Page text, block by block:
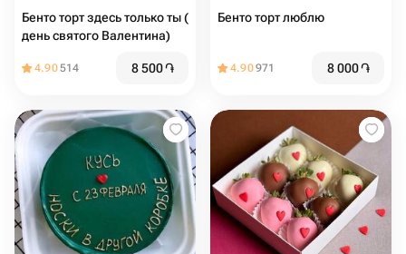
Бенто торт здесь только ты (
день святого Валентина)
4.90514 8 500֏
Бенто торт люблю
4.90971 8 000֏